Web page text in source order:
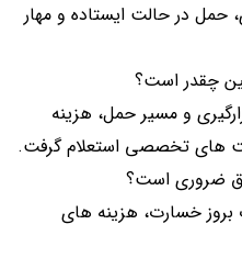
حمل در حالت ایستاده و مهار
چقدر است؟
و مسیر حمل، هزینه
های تخصصی استعلام گرفت.
ضروری است؟
بروز خسارت، هزینه های